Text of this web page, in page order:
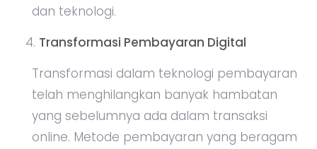
dan teknologi.
Transformasi Pembayaran Digital
Transformasi dalam teknologi pembayaran
telah menghilangkan banyak hambatan
yang sebelumnya ada dalam transaksi
online. Metode pembayaran yang beragam